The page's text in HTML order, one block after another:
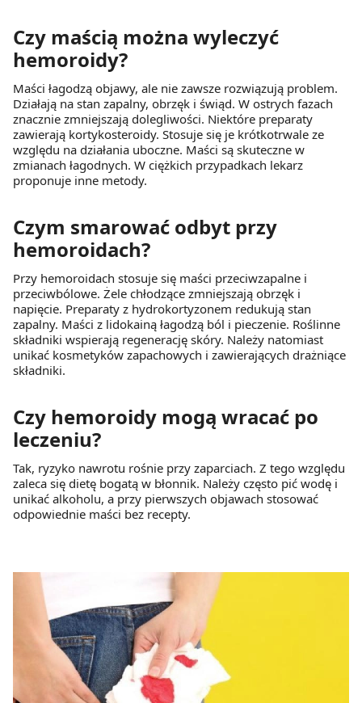
Czy maścią można wyleczyć
hemoroidy?
Maści łagodzą objawy, ale nie zawsze rozwiązują problem.
Działają na stan zapalny, obrzęk i świąd. W ostrych fazach
znacznie zmniejszają dolegliwości. Niektóre preparaty
zawierają kortykosteroidy. Stosuje się je krótkotrwale ze
względu na działania uboczne. Maści są skuteczne w
zmianach łagodnych. W ciężkich przypadkach lekarz
proponuje inne metody.
Czym smarować odbyt przy
hemoroidach?
Przy hemoroidach stosuje się maści przeciwzapalne i
przeciwbólowe. Żele chłodzące zmniejszają obrzęk i
napięcie. Preparaty z hydrokortyzonem redukują stan
zapalny. Maści z lidokainą łagodzą ból i pieczenie. Roślinne
składniki wspierają regenerację skóry. Należy natomiast
unikać kosmetyków zapachowych i zawierających drażniące
składniki.
Czy hemoroidy mogą wracać po
leczeniu?
Tak, ryzyko nawrotu rośnie przy zaparciach. Z tego względu
zaleca się dietę bogatą w błonnik. Należy często pić wodę i
unikać alkoholu, a przy pierwszych objawach stosować
odpowiednie maści bez recepty.